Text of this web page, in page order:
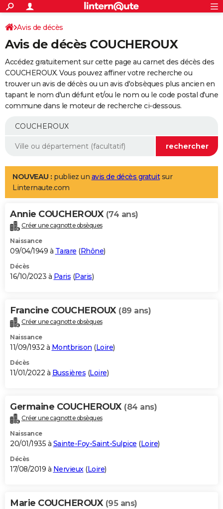
ACTUALITÉS
Politique
Société
Faits Divers
Education
Monde
Villes
+
SPORT
Coupe du monde 2026
Football
Tennis
Cyclisme
Rugby
Forum
Programme TV
TNT
Streaming
Cinéma
Sorties cinéma
Musique
+
FINANCE
Retraite
Epargne
Immobilier
Risques naturels par ville
Assurance
AUTO
Essais
Réserver un essai
Citadines
Berlines
SUV
Forum auto
+
Mobiles
Meilleur smartphone
Internet
Ordinateurs
Jeux vidéo
Guide high-tech
Aménagement intérieur
LIFESTYLE
Art de vivre
Bien-être
Loisirs
Mode
Modes de vie
Alimentation
Guide de la santé
Maladies
Médicaments
Sommeil
VOYAGE
Destinations
City break
Voyage nature
Voyage de noces
Forum
Climat
+PHOTO
GUIDES D'ACHAT
BONS PLANS
Carte de Noël
Carte Bonne année
Carte Saint-Valentin
Carte Pâques
Carte d'anniversaire
DICTIONNAIRE
Dictionnaire
Biographies
Citations
Expressions
Proverbes
PROGRAMME TV
S'inscrire
Se connecter
Lycées
Collèges
Primaires
Universités
Entreprises
Service militaire
Avis de recherche
AVIS DE DÉCÈS
Bricolage
Lifestyle
Culture
Sport
Auto
Television
Voyage
Cinema
Avis de décès
Avis de décès COUCHEROUX
Accédez gratuitement sur cette page au carnet des décès des
COUCHEROUX. Vous pouvez affiner votre recherche ou
trouver un avis de décès ou un avis d'obsèques plus ancien en
tapant le nom d'un défunt et/ou le nom ou le code postal d'une
commune dans le moteur de recherche ci-dessous.
NOUVEAU : publiez un avis de décès gratuitsur
Linternaute.com
Annie COUCHEROUX (74 ans)
Créer une cagnotte obsèques
Naissance
09/04/1949 à Tarare (Rhône)
Décès
16/10/2023 à Paris (Paris)
Francine COUCHEROUX (89 ans)
Créer une cagnotte obsèques
Naissance
11/09/1932 à Montbrison (Loire)
Décès
11/01/2022 à Bussières (Loire)
Germaine COUCHEROUX (84 ans)
Créer une cagnotte obsèques
Naissance
20/01/1935 à Sainte-Foy-Saint-Sulpice (Loire)
Décès
17/08/2019 à Nervieux(Loire)
Marie COUCHEROUX (95 ans)